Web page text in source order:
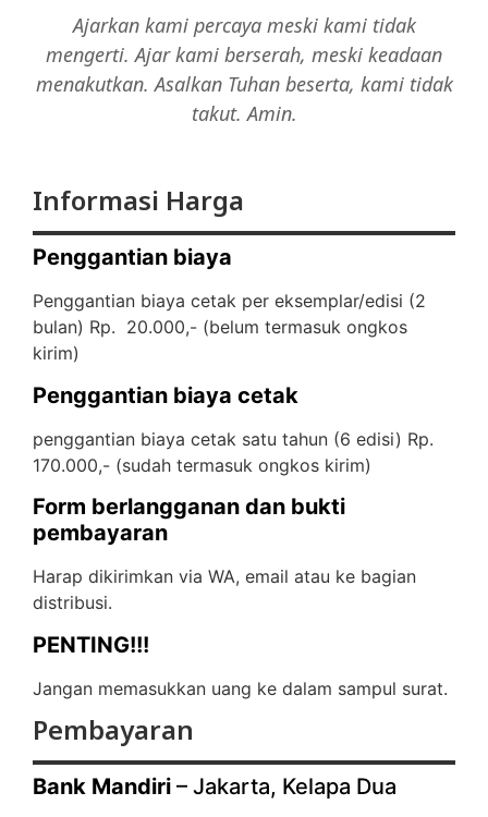
Ajarkan kami percaya meski kami tidak
mengerti. Ajar kami berserah, meski keadaan
menakutkan. Asalkan Tuhan beserta, kami tidak
takut. Amin.
Informasi Harga
Penggantian biaya
Penggantian biaya cetak per eksemplar/edisi (2
bulan) Rp. 20.000,- (belum termasuk ongkos
kirim)
Penggantian biaya cetak
penggantian biaya cetak satu tahun (6 edisi) Rp.
170.000,- (sudah termasuk ongkos kirim)
Form berlangganan dan bukti
pembayaran
Harap dikirimkan via WA, email atau ke bagian
distribusi.
PENTING!!!
Jangan memasukkan uang ke dalam sampul surat.
Pembayaran
Bank Mandiri – Jakarta, Kelapa Dua